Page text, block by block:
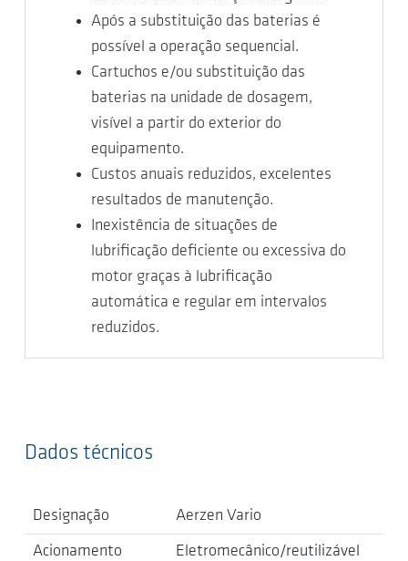
Após a substituição das baterias é
possível a operação sequencial.
Cartuchos e/ou substituição das
baterias na unidade de dosagem,
visível a partir do exterior do
equipamento.
Custos anuais reduzidos, excelentes
resultados de manutenção.
Inexistência de situações de
lubrificação deficiente ou excessiva do
motor graças à lubrificação
automática e regular em intervalos
reduzidos.
Dados técnicos
Designação Aerzen Vario
Acionamento Eletromecânico/reutilizável